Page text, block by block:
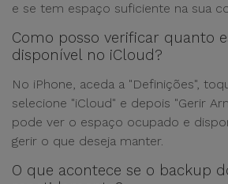
e se tem espaço suficiente na sua
Como posso verificar quanto
disponível no iCloud?
No iPhone, aceda a "Definições",
selecione "iCloud" e depois "Gerir
pode ver o espaço ocupado e
gerir o que deseja manter.
O que acontece se o backup